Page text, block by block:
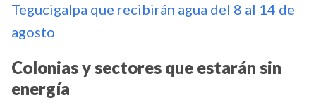
Tegucigalpa que recibirán agua del 8 al 14 de
agosto
Colonias y sectores que estarán sin
energía